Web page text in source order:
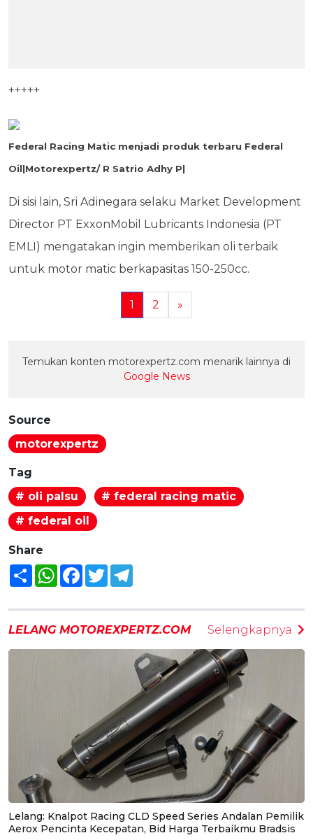
+++++
Federal Racing Matic menjadi produk terbaru Federal
Oil|Motorexpertz/ R Satrio Adhy P|
Di sisi lain, Sri Adinegara selaku Market Development
Director PT ExxonMobil Lubricants Indonesia (PT
EMLI) mengatakan ingin memberikan oli terbaik
untuk motor matic berkapasitas 150-250cc.
1 2 »
Temukan konten motorexpertz.com menarik lainnya di
Google News
Source
motorexpertz
Tag
# oli palsu
# federal racing matic
# federal oil
Share
Share WhatsAppFacebook
Twitter
LELANG MOTOREXPERTZ.COM Selengkapnya
Lelang: Knalpot Racing CLD Speed Series Andalan Pemilik
Aerox Pencinta Kecepatan, Bid Harga Terbaikmu Bradsis